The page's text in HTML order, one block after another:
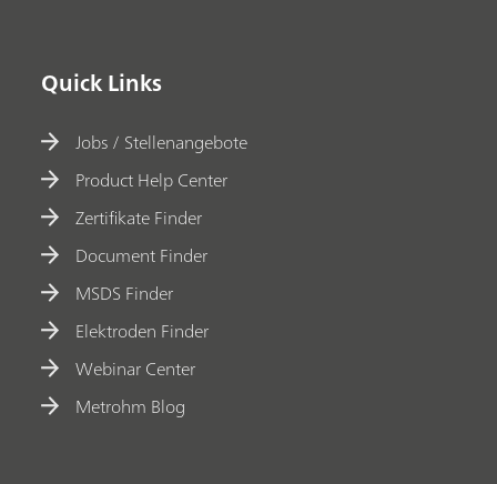
Quick Links
Jobs / Stellenangebote
Product Help Center
Zertifikate Finder
Document Finder
MSDS Finder
Elektroden Finder
Webinar Center
Metrohm Blog